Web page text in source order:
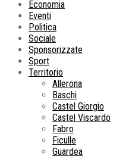
Economia
Eventi
Politica
Sociale
Sponsorizzate
Sport
Territorio
Allerona
Baschi
Castel Giorgio
Castel Viscardo
Fabro
Ficulle
Guardea